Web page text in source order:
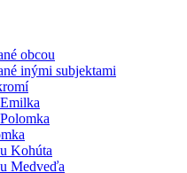
obcou
inými subjektami
Kohúta
Medveďa